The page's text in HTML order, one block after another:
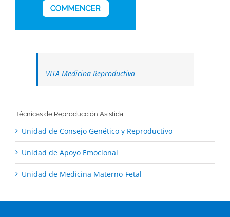
VITA Medicina Reproductiva
Técnicas de Reproducción Asistida
Unidad de Consejo Genético y Reproductivo
Unidad de Apoyo Emocional
Unidad de Medicina Materno-Fetal